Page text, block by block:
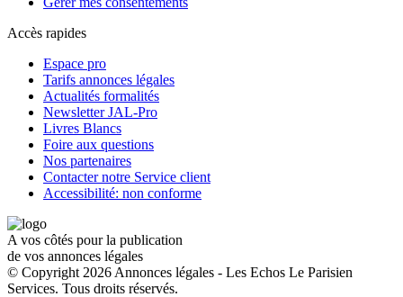
Accès rapides
Espace pro
Tarifs annonces légales
Actualités formalités
Newsletter JAL-Pro
Livres Blancs
Foire aux questions
Nos partenaires
Contacter notre Service client
Accessibilité: non conforme
A vos côtés pour la publication
de vos annonces légales
© Copyright 2026 Annonces légales - Les Echos Le Parisien
Services. Tous droits réservés.